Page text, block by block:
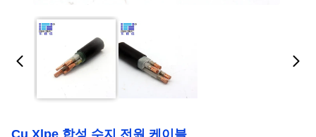
Cu Xlpe 합성 수지 전원 케이블